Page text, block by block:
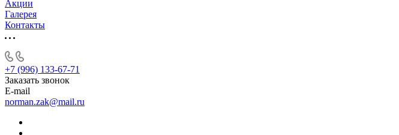
Акции
Галерея
Контакты
+7 (996) 133-67-71
Заказать звонок
E-mail
norman.zak@mail.ru